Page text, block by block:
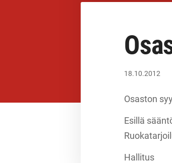
18.10.2012
Osaston
Esillä
Hallitus